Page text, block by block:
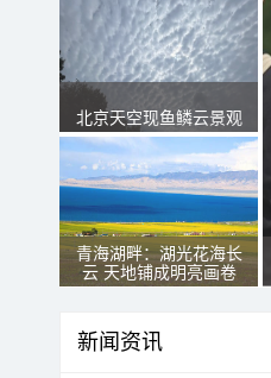
北京天空现鱼鳞云景观
青海湖畔：湖光花海长
云 天地铺成明亮画卷
新闻资讯